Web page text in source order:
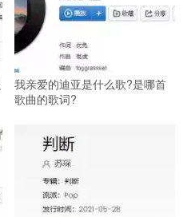
我亲爱的迪亚是什么歌?是哪首
歌曲的歌词?